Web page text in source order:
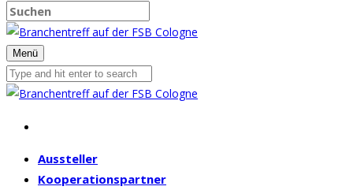
Menü
Aussteller
Kooperationspartner